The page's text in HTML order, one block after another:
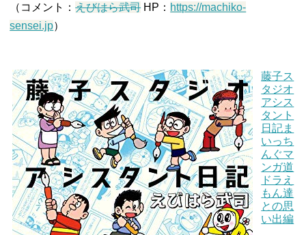
（コメント：えびはら武司HP： https://machiko-
sensei.jp）
藤子ス
タジオ
アシス
タント
日記ま
いっち
んぐマ
ンガ道
ドラえ
もん達
との思
い出編